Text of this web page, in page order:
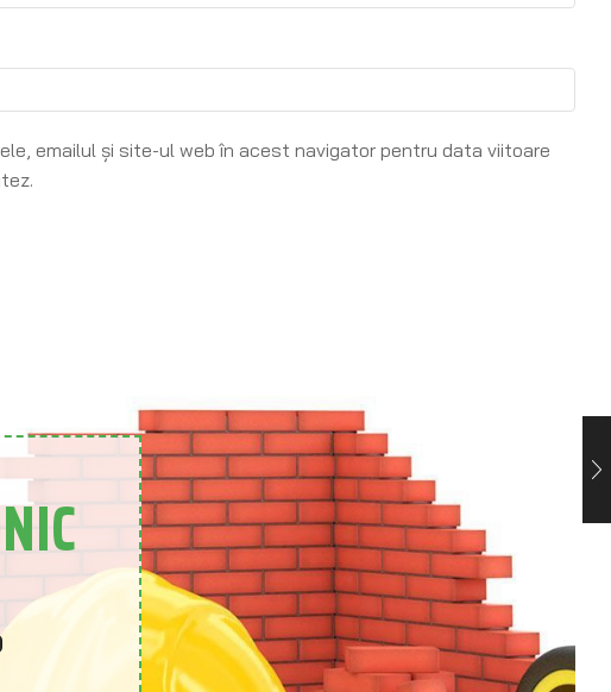
emailul și site-ul web în acest navigator pentru data viitoare